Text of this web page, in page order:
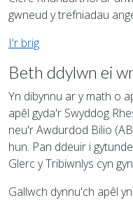
gwneud y trefniadau
I'r brig
Beth ddylwn ei
Yn dibynnu ar y math o
apêl gyda'r Swyddog
neu'r Awdurdod Bilio
hun. Pan ddeuir i
Glerc y Tribiwnlys cyn
Gallwch dynnu'ch apêl